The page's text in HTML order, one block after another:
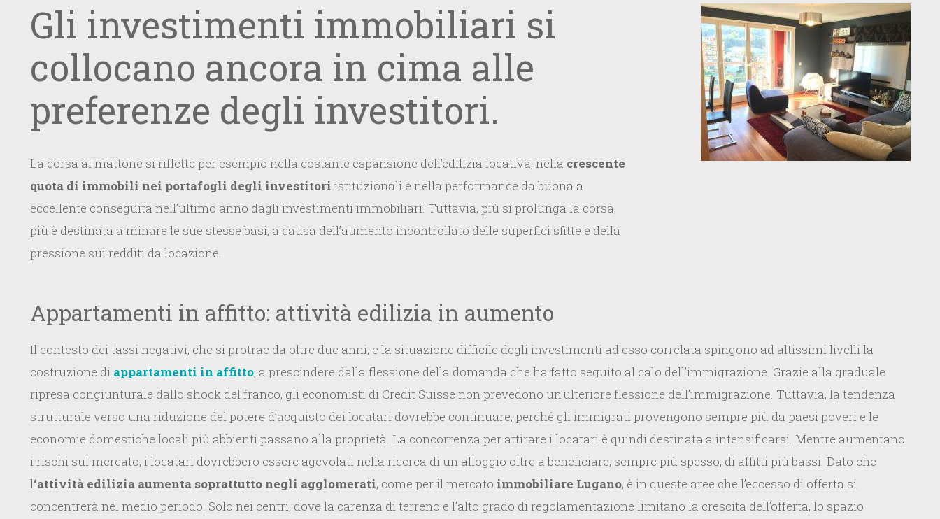
Gli investimenti immobiliari si
collocano ancora in cima alle
preferenze degli investitori.
La corsa al mattone si riflette per esempio nella costante espansione dell’edilizia locativa, nella crescente
quota di immobili nei portafogli degli investitori istituzionali e nella performance da buona a
eccellente conseguita nell’ultimo anno dagli investimenti immobiliari. Tuttavia, più si prolunga la corsa,
più è destinata a minare le sue stesse basi, a causa dell’aumento incontrollato delle superfici sfitte e della
pressione sui redditi da locazione.
Appartamenti in affitto: attività edilizia in aumento
Il contesto dei tassi negativi, che si protrae da oltre due anni, e la situazione difficile degli investimenti ad esso correlata spingono ad altissimi livelli la
costruzione diappartamenti in affitto, a prescindere dalla flessione della domanda che ha fatto seguito al calo dell’immigrazione. Grazie alla graduale
ripresa congiunturale dallo shock del franco, gli economisti di Credit Suisse non prevedono un’ulteriore flessione dell’immigrazione. Tuttavia, la tendenza
strutturale verso una riduzione del potere d’acquisto dei locatari dovrebbe continuare, perché gli immigrati provengono sempre più da paesi poveri e le
economie domestiche locali più abbienti passano alla proprietà. La concorrenza per attirare i locatari è quindi destinata a intensificarsi. Mentre aumentano
i rischi sul mercato, i locatari dovrebbero essere agevolati nella ricerca di un alloggio oltre a beneficiare, sempre più spesso, di affitti più bassi. Dato che
l‘attività edilizia aumenta soprattutto negli agglomerati, come per il mercato immobiliare Lugano, è in queste aree che l’eccesso di offerta si
concentrerà nel medio periodo. Solo nei centri, dove la carenza di terreno e l’alto grado di regolamentazione limitano la crescita dell’offerta, lo spazio